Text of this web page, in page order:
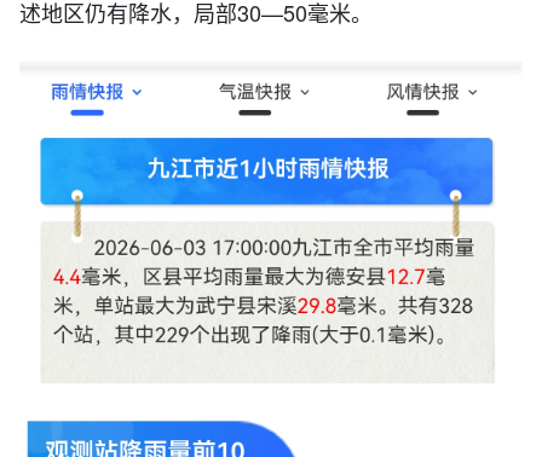
述地区仍有降水，局部30—50毫米。